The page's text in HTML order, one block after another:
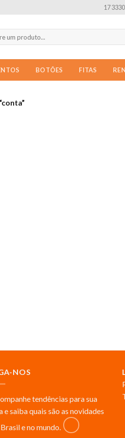
17
BOTÕES FITAS
NOS
tendências para sua
e saiba quais são as novidades
e no mundo.